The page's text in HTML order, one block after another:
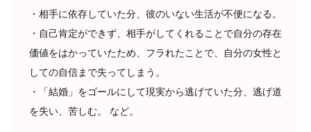
・相手に依存していた分、彼のいない生活が不便になる。
・自己肯定ができず、相手がしてくれることで自分の存在
価値をはかっていたため、フラれたことで、自分の女性と
しての自信まで失ってしまう。
・「結婚」をゴールにして現実から逃げていた分、逃げ道
を失い、苦しむ。 など。